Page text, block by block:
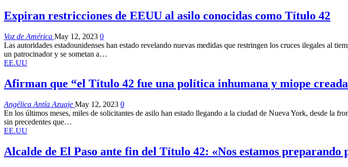
Expiran restricciones de EEUU al asilo conocidas como Título 42
Voz de América May 12, 2023 0
Las autoridades estadounidenses han estado revelando nuevas medidas que restringen los cruces ilegales al
un patrocinador y se sometan a…
EE.UU
Afirman que “el Título 42 fue una política inhumana y miope
Angélica Antía Azuaje May 12, 2023 0
En los últimos meses, miles de solicitantes de asilo han estado llegando a la ciudad de Nueva York, desde la
sin precedentes que…
EE.UU
Alcalde de El Paso ante fin del Título 42: «Nos estamos preparando